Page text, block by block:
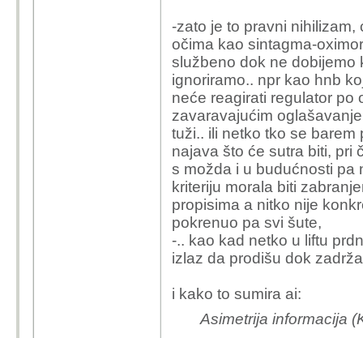
-zato je to pravni
očima kao sintagma-
službeno dok ne dobijemo
ignoriramo.. npr kao hnb
neće reagirati regulator po
zavaravajućim
tuži.. ili netko tko se
najava što će sutra biti, pri
s možda i u budućnosti pa
kriteriju morala biti
propisima a nitko nije
pokrenuo pa svi šute,
-.. kao kad netko u liftu
izlaz da prodišu dok
i kako to sumira ai:
Asimetrija informacija